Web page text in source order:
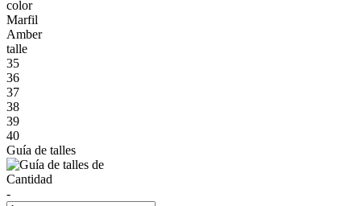
color
Marfil
Amber
talle
35
36
37
38
39
40
Guía de talles
Cantidad
-